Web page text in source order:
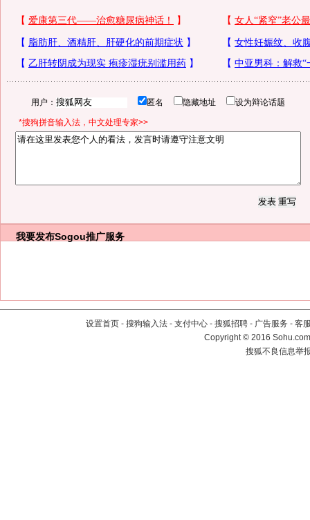
用户： 匿名 隐藏地址 设为辩论话题
*搜狗拼音输入法，中文处理专家>>
我要发布Sogou推广服务
设置首页 - 搜狗输入法 - 支付中心 - 搜狐招聘 - 广告服务 - 客
Copyright©2016
搜狐不良信息举